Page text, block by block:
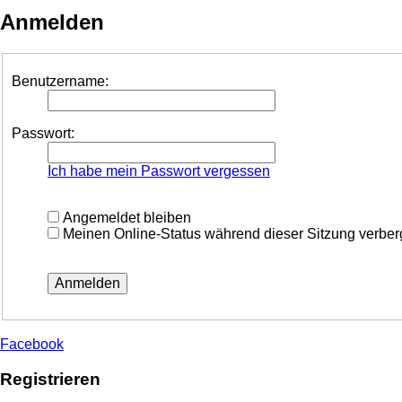
Anmelden
Benutzername:
Passwort:
Ich habe mein Passwort vergessen
Angemeldet bleiben
Meinen Online-Status während dieser Sitzung
Facebook
Registrieren